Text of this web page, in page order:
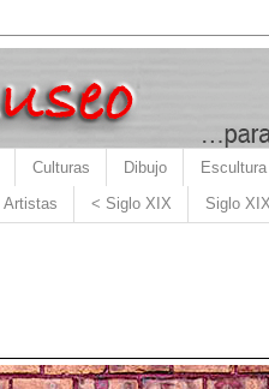
Culturas Dibujo Escultura
Artistas < Siglo XIX Siglo XIX